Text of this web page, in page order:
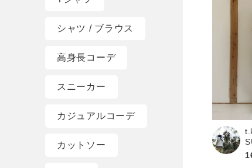
シャツ / ブラウス
高身長コーデ
スニーカー
カジュアルコーデ
カットソー